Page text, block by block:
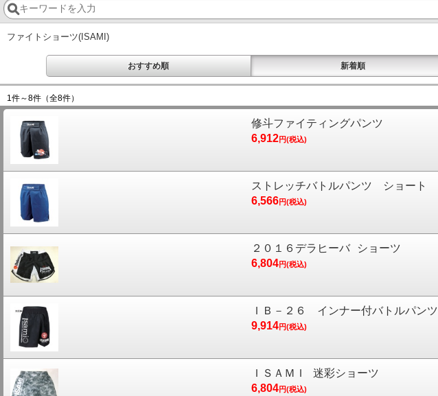
ファイトショーツ(ISAMI)
おすすめ順 新着順
1件～8件 （全8件）
修斗ファイティングパンツ
6,912円(税込)
ストレッチバトルパンツ ショート
6,566円(税込)
２０１６デラヒーバ ショーツ
6,804円(税込)
ＩＢ－２６ インナー付バトルパンツ
9,914円(税込)
ＩＳＡＭＩ 迷彩ショーツ
6,804円(税込)